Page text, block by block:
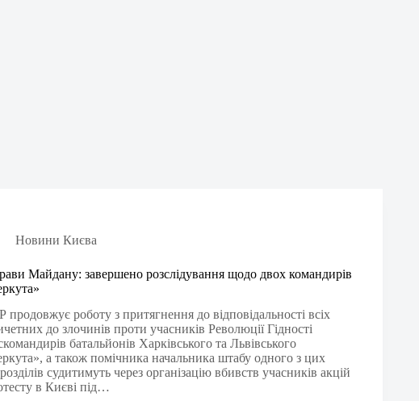
Новини Києва
Майдану: завершено розслідування щодо двох командирів
продовжує роботу з притягнення до відповідальності всіх
до злочинів проти учасників Революції Гідності
батальйонів Харківського та Львівського
а також помічника начальника штабу одного з цих
судитимуть через організацію вбивств учасників акцій
в Києві під…